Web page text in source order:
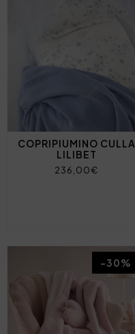
COPRIPIUMINO CULLA
LILIBET
236,00€
-30%